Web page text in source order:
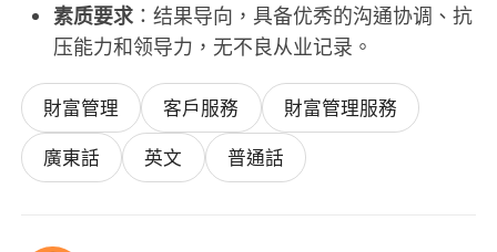
素质要求：结果导向，具备优秀的沟通协调、抗
压能力和领导力，无不良从业记录。
財富管理 客戶服務
財富管理服務
廣東話
英文 普通話